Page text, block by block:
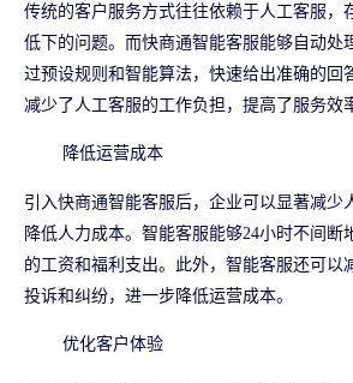
传统的客户服务方式往往依赖于人工客服，
低下的问题。而快商通智能客服能够自动处
过预设规则和智能算法，快速给出准确的回
减少了人工客服的工作负担，提高了服务效
降低运营成本
引入快商通智能客服后，企业可以显著减少
降低人力成本。智能客服能够24小时不间断
的工资和福利支出。此外，智能客服还可以
投诉和纠纷，进一步降低运营成本。
优化客户体验